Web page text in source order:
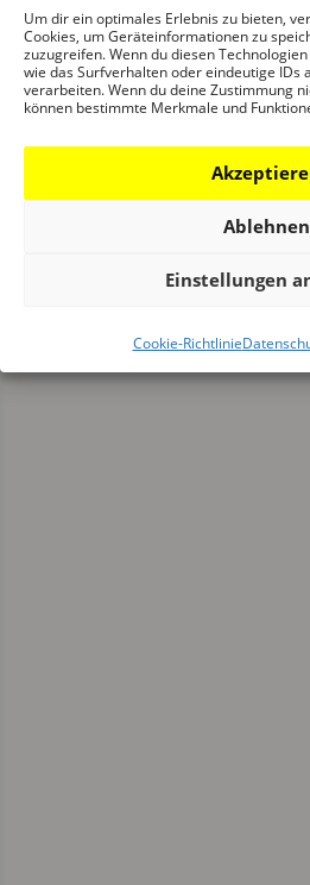
Um dir ein optimales Erlebnis zu bieten,
Cookies, um Geräteinformationen zu
zuzugreifen. Wenn du diesen
wie das Surfverhalten oder eindeutige IDs
verarbeiten. Wenn du deine Zustimmung
können bestimmte Merkmale und
Ablehnen
Einstellungen
Cookie-Richtlinie
im DAM statt. Zu diesem
Deutsche Architektur
ausführlichen Besprechungen
Shortlist und des Preisträgers.
Partner des DAM Preis ist die Firma